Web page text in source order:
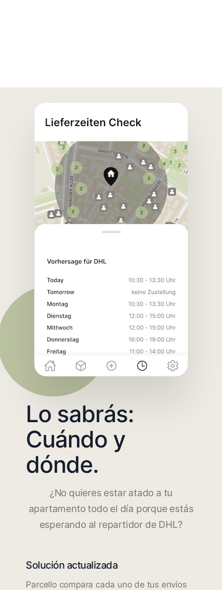
Lo sabrás:
Cuándo y
dónde.
¿No quieres estar atado a tu
apartamento todo el día porque estás
esperando al repartidor de DHL?
Solución actualizada
Parcello compara cada uno de tus envíos